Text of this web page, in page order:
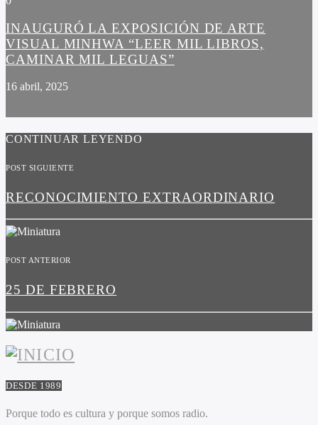
INAUGURÓ LA EXPOSICIÓN DE ARTE
VISUAL MINHWA “LEER MIL LIBROS,
CAMINAR MIL LEGUAS”
16 abril, 2025
CONTINUAR LEYENDO
POST SIGUIENTE
RECONOCIMIENTO EXTRAORDINARIO
POST ANTERIOR
25 DE FEBRERO
DESDE 1989
Porque todo es cultura y porque somos radio.